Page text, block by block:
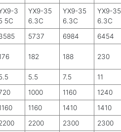
3
5C
YX9-35
6.3C
YX9-35
6.3C
YX9-35
6.3C
5737 6984 6454
182 188 230
5.5 7.5 11
1000 1160 1240
1160 1410 1410
2200 2300 2300